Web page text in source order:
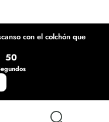
con el colchón que
49